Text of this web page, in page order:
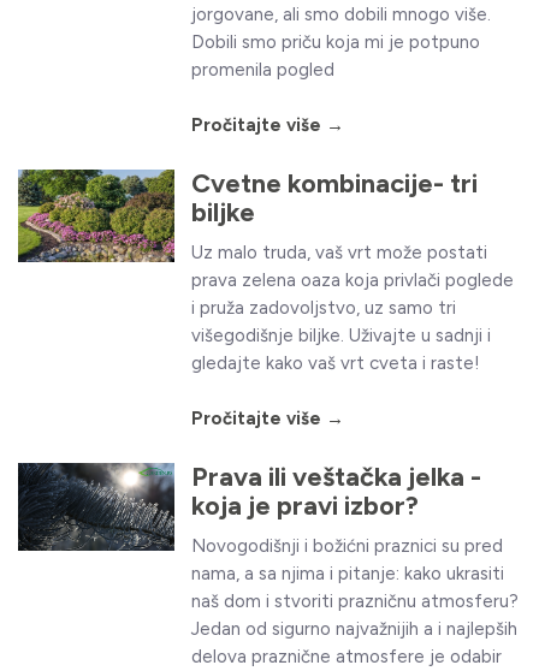
jorgovane, ali smo dobili mnogo više.
Dobili smo priču koja mi je potpuno
promenila pogled
Pročitajte više →
Cvetne kombinacije- tri
biljke
Uz malo truda, vaš vrt može postati
prava zelena oaza koja privlači poglede
i pruža zadovoljstvo, uz samo tri
višegodišnje biljke. Uživajte u sadnji i
gledajte kako vaš vrt cveta i raste!
Pročitajte više →
Prava ili veštačka jelka -
koja je pravi izbor?
Novogodišnji i božićni praznici su pred
nama, a sa njima i pitanje: kako ukrasiti
naš dom i stvoriti prazničnu atmosferu?
Jedan od sigurno najvažnijih a i najlepših
delova praznične atmosfere je odabir